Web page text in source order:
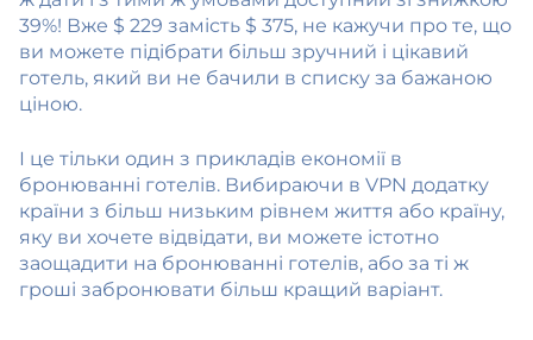
39%! Вже $ 229 замість $ 375, не кажучи про те, що
ви можете підібрати більш зручний і цікавий
готель, який ви не бачили в списку за бажаною
ціною.
І це тільки один з прикладів економії в
бронюванні готелів. Вибираючи в VPN додатку
країни з більш низьким рівнем життя або країну,
яку ви хочете відвідати, ви можете істотно
заощадити на бронюванні готелів, або за ті ж
гроші забронювати більш кращий варіант.